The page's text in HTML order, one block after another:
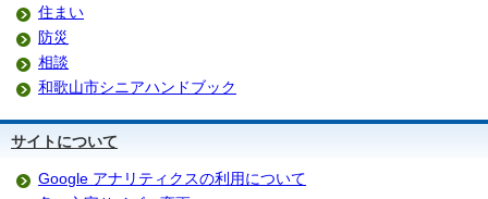
住まい
防災
相談
和歌山市シニアハンドブック
サイトについて
Google アナリティクスの利用について